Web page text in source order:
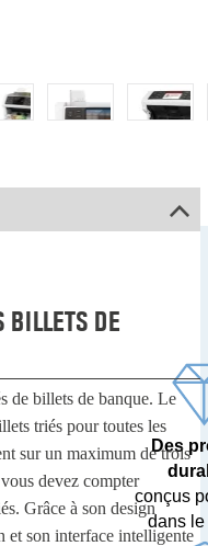
triés pour toutes les
BILLETS DE
de billets de banque. Le
triés pour toutes les
sur un maximum de trois
devez compter
Grâce à son design
et son interface intelligente
Des
conçus
dans le